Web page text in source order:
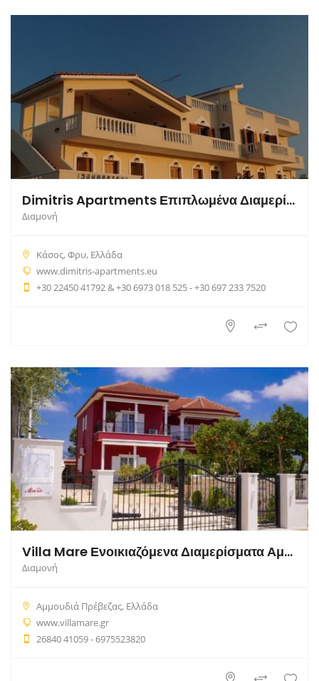
Dimitris Apartments Επιπλωμένα Διαμερίσματα
Διαμονή
Κάσος, Φρυ, Ελλάδα
www.dimitris-apartments.eu
+30 22450 41792 & +30 6973 018 525 - +30 697 233 7520
Villa Mare Ενοικιαζόμενα Διαμερίσματα Αμμουδιά Πρέβεζας
Διαμονή
Αμμουδιά Πρέβεζας, Ελλάδα
www.villamare.gr
26840 41059 - 6975523820